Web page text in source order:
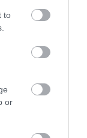
to
orREPÜLŐ